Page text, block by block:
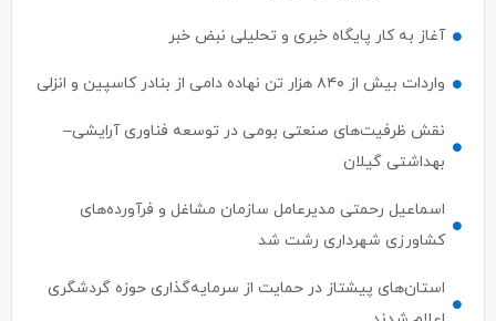
آغاز به کار پایگاه خبری و تحلیلی نبض خبر
واردات بیش از ۸۴۰ هزار تن نهاده دامی از بنادر كاسپین و انزلی
نقش ظرفیت‌های صنعتی بومی در توسعه فناوری آرایشی–
بهداشتی گیلان
اسماعیل رحمتی مدیرعامل سازمان مشاغل و فرآورده‌های
کشاورزی شهرداری رشت شد
استان‌های پیشتاز در حمایت از سرمایه‌گذاری حوزه گردشگری